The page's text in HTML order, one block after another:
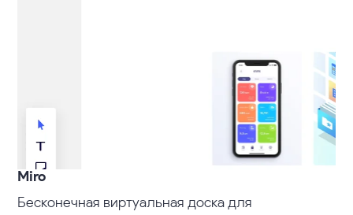
Miro
Бесконечная виртуальная доска для